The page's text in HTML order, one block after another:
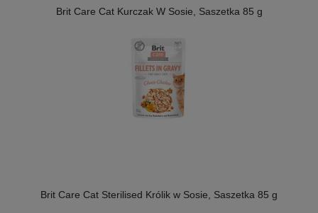
Brit Care Cat Kurczak W Sosie, Saszetka 85 g
Brit Care Cat Sterilised Królik w Sosie, Saszetka 85 g